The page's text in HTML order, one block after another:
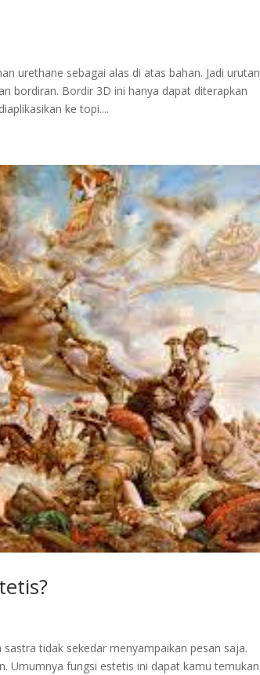
urethane sebagai alas di atas bahan. Jadi urutan
bordiran. Bordir 3D ini hanya dapat diterapkan
ke topi....
tidak sekedar menyampaikan pesan saja.
Umumnya fungsi estetis ini dapat kamu temukan